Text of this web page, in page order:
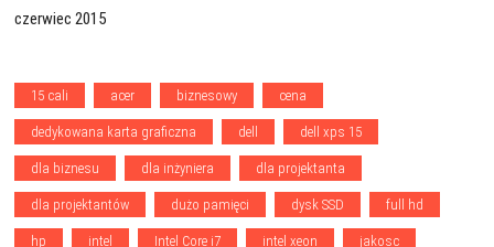
czerwiec 2015
15 cali acer biznesowy cena
dedykowana karta graficzna dell dell xps 15
dla biznesu dla inżyniera dla projektanta
dla projektantów dużo pamięci dysk SSD full hd
hp intel Intel Core i7 intel xeon jakosc